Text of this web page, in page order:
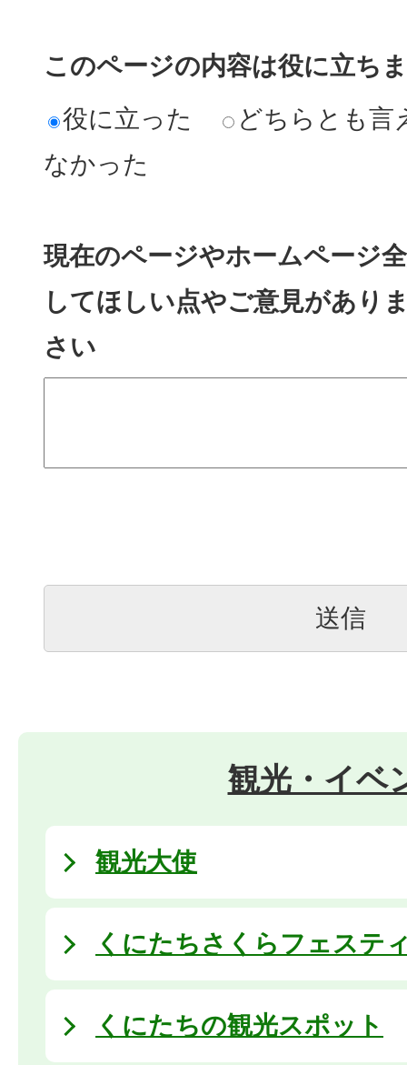
このページの内容は役に立ち
役に立った
どちらとも言
なかった
現在のページやホームページ
してほしい点やご意見があり
さい
観光・イベ
観光大使
くにたちさくらフェステ
くにたちの観光スポット